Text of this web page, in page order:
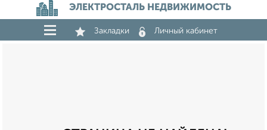
ЭЛЕКТРОСТАЛЬ НЕДВИЖИМОСТЬ
Закладки Личный кабинет